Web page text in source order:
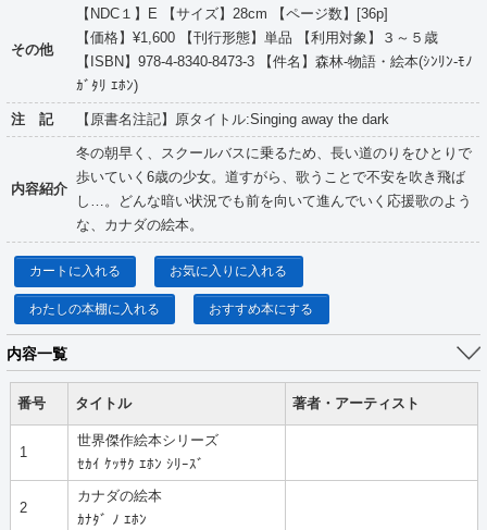
その他
【NDC１】E 【サイズ】28cm 【ページ数】[36p]
【価格】¥1,600 【刊行形態】単品 【利用対象】３～５歳
【ISBN】978-4-8340-8473-3 【件名】森林-物語・絵本(ｼﾝﾘﾝ-ﾓﾉ
ｶﾞﾀﾘ ｴﾎﾝ)
注 記 【原書名注記】原タイトル:Singing away the dark
内容紹介
冬の朝早く、スクールバスに乗るため、長い道のりをひとりで
歩いていく6歳の少女。道すがら、歌うことで不安を吹き飛ば
し…。どんな暗い状況でも前を向いて進んでいく応援歌のよう
な、カナダの絵本。
カートに入れる お気に入りに入れる
わたしの本棚に入れる おすすめ本にする
内容一覧
番号 タイトル 著者・アーティスト
1
世界傑作絵本シリーズ
ｾｶｲ ｹｯｻｸ ｴﾎﾝ ｼﾘｰｽﾞ
2
カナダの絵本
ｶﾅﾀﾞ ﾉ ｴﾎﾝ